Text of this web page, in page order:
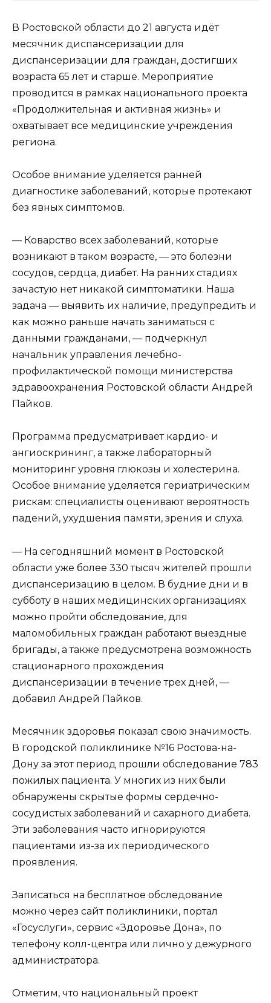
В Ростовской области до 21 августа идёт
месячник диспансеризации для
диспансеризации для граждан, достигших
возраста 65 лет и старше. Мероприятие
проводится в рамках национального проекта
«Продолжительная и активная жизнь» и
охватывает все медицинские учреждения
региона.
Особое внимание уделяется ранней
диагностике заболеваний, которые протекают
без явных симптомов.
— Коварство всех заболеваний, которые
возникают в таком возрасте, — это болезни
сосудов, сердца, диабет. На ранних стадиях
зачастую нет никакой симптоматики. Наша
задача — выявить их наличие, предупредить и
как можно раньше начать заниматься с
данными гражданами, — подчеркнул
начальник управления лечебно-
профилактической помощи министерства
здравоохранения Ростовской области Андрей
Пайков.
Программа предусматривает кардио- и
ангиоскрининг, а также лабораторный
мониторинг уровня глюкозы и холестерина.
Особое внимание уделяется гериатрическим
рискам: специалисты оценивают вероятность
падений, ухудшения памяти, зрения и слуха.
— На сегодняшний момент в Ростовской
области уже более 330 тысяч жителей прошли
диспансеризацию в целом. В будние дни и в
субботу в наших медицинских организациях
можно пройти обследование, для
маломобильных граждан работают выездные
бригады, а также предусмотрена возможность
стационарного прохождения
диспансеризации в течение трех дней, —
добавил Андрей Пайков.
Месячник здоровья показал свою значимость.
В городской поликлинике №16 Ростова-на-
Дону за этот период прошли обследование 783
пожилых пациента. У многих из них были
обнаружены скрытые формы сердечно-
сосудистых заболеваний и сахарного диабета.
Эти заболевания часто игнорируются
пациентами из-за их периодического
проявления.
Записаться на бесплатное обследование
можно через сайт поликлиники, портал
«Госуслуги», сервис «Здоровье Дона», по
телефону колл-центра или лично у дежурного
администратора.
Отметим, что национальный проект